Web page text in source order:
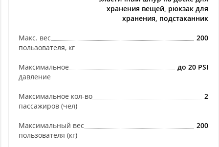
хранения вещей, рюкзак для
хранения, подстаканник
Макс. вес
пользователя, кг
200
Максимальное
давление
до 20 PSI
Максимальное кол-во
пассажиров (чел)
2
Максимальный вес
пользователя (кг)
200